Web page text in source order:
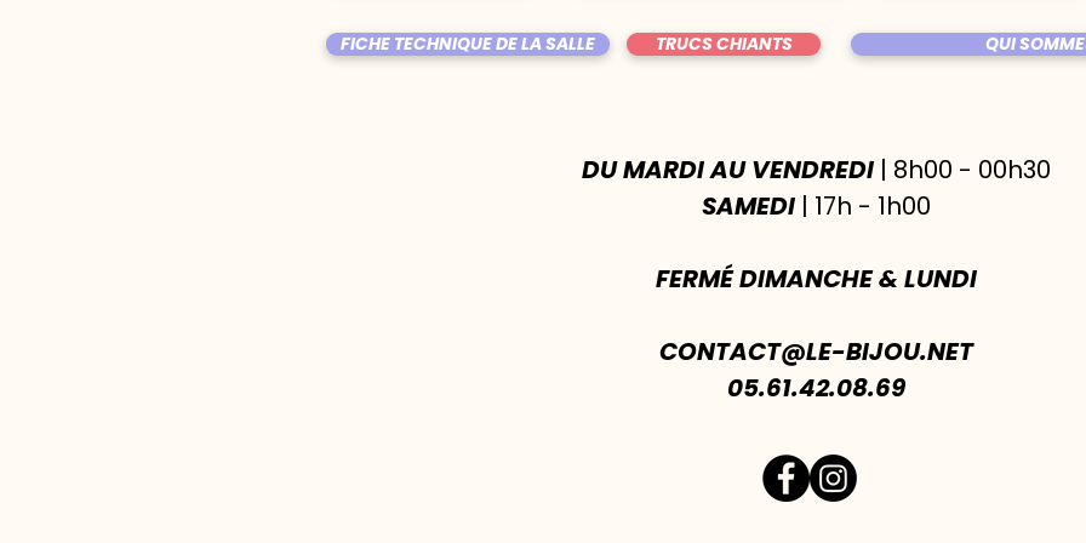
FICHE TECHNIQUE DE LA SALLE TRUCS CHIANTS QUI
DU MARDI AU VENDREDI| 8h00 - 00h30
SAMEDI| 17h - 1h00
FERMÉ DIMANCHE & LUNDI
CONTACT@LE-BIJOU.NET
05.61.42.08.69